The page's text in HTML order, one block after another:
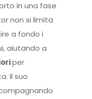
in una fase
non si limita
a fondo i
aiutando a
per
Il suo